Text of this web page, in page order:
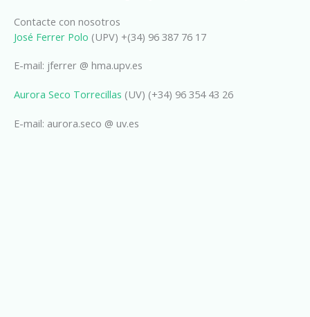
Contacte con nosotros
José Ferrer Polo (UPV) +(34) 96 387 76 17
E-mail: jferrer @ hma.upv.es
Aurora Seco Torrecillas (UV) (+34) 96 354 43 26
E-mail: aurora.seco @ uv.es